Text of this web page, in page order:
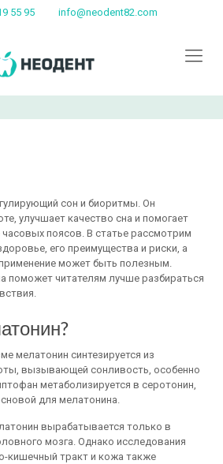
55 95 info@neodent82.com
сон и биоритмы. Он
улучшает качество сна и помогает
поясов. В статье рассмотрим
его преимущества и риски, а
может быть полезным.
поможет читателям лучше разбираться
мелатонин синтезируется из
вызывающей сонливость, особенно
метаболизируется в серотонин,
для мелатонина.
вырабатывается только в
мозга. Однако исследования
кишечный тракт и кожа также